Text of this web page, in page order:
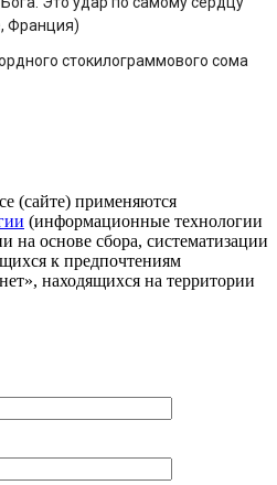
Франция)
стокилограммового сома
(сайте) применяются
(информационные технологии
на основе сбора, систематизации
к предпочтениям
находящихся на территории